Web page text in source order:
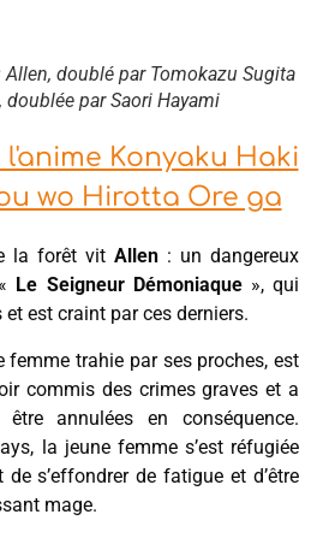
Allen, doublé par Tomokazu Sugita
doublée par Saori Hayami
Konyaku Haki
wo Hirotta Ore ga
la forêt vit Allen : un dangereux
Le Seigneur Démoniaque», qui
est craint par ces derniers.
femme trahie par ses proches, est
commis des crimes graves et a
annulées en conséquence.
la jeune femme s’est réfugiée
s’effondrer de fatigue et d’être
mage.